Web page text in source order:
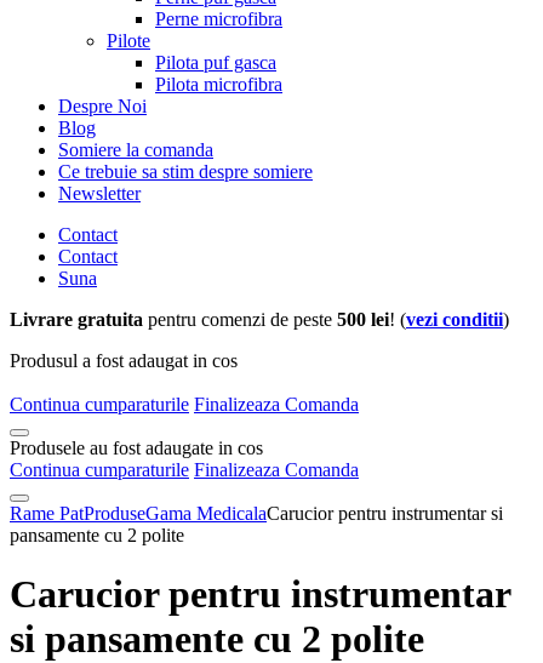
Perne microfibra
Pilote
Pilota puf gasca
Pilota microfibra
Despre Noi
Blog
Somiere la comanda
Ce trebuie sa stim despre somiere
Newsletter
Contact
Contact
Suna
Livrare gratuita pentru comenzi de peste 500 lei! (vezi conditii)
Produsul a fost adaugat in cos
Continua cumparaturile Finalizeaza Comanda
Produsele au fost adaugate in cos
Continua cumparaturile Finalizeaza Comanda
Rame PatProduseGama MedicalaCarucior pentru instrumentar si
pansamente cu 2 polite
Carucior pentru instrumentar
si pansamente cu 2 polite